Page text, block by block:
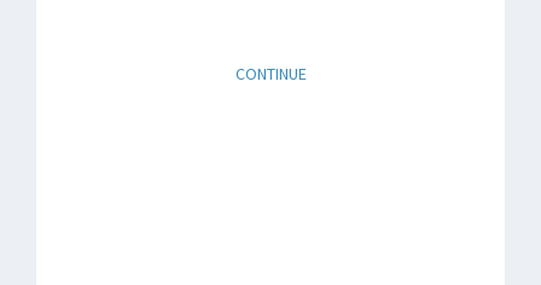
CONTINUE